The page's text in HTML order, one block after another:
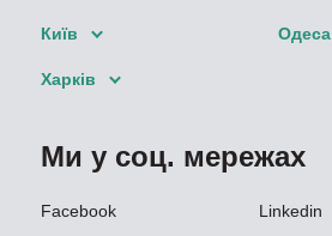
Київ Одеса
Харків
Ми у соц. мережах
Facebook
Linkedin